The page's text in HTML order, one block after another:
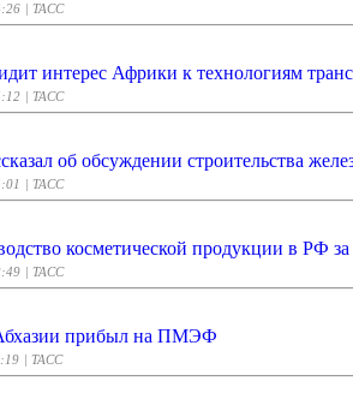
| ТАСС
интерес Африки к технологиям
| ТАСС
об обсуждении строительства
| ТАСС
косметической продукции в РФ
| ТАСС
прибыл на ПМЭФ
| ТАСС